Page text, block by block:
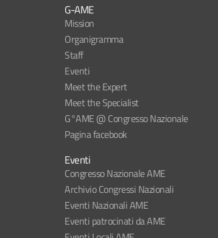
G-AME
Mission
Organigramma
Staff
Eventi
Meet the Expert
Meet the Specialist
G°AME @ Congresso Nazionale
Pagina facebook
Eventi
Congresso Nazionale AME
Archivio Congressi Nazionali
Eventi Nazionali AME
Eventi patrocinati da AME